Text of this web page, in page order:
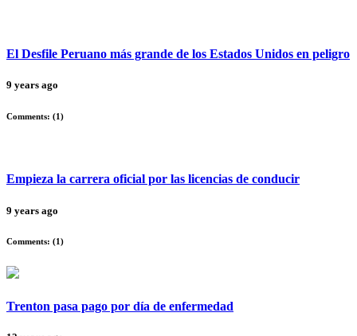
El Desfile Peruano más grande de los Estados Unidos en peligro
9 years ago
Comments: (1)
Empieza la carrera oficial por las licencias de conducir
9 years ago
Comments: (1)
Trenton pasa pago por día de enfermedad